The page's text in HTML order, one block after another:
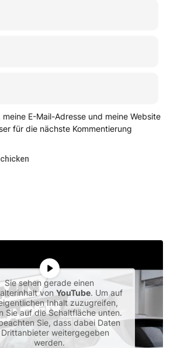
meine E-Mail-Adresse und meine Website
für die nächste Kommentierung
Sie sehen gerade einen
vonYouTube. Um auf
Inhalt zuzugreifen,
Sie auf die Schaltfläche unten.
Sie, dass dabei Daten
Drittanbieter weitergegeben
werden.